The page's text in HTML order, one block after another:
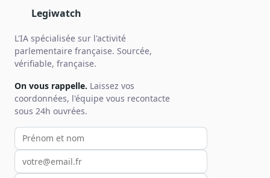
Legiwatch
L'IA spécialisée sur l'activité
parlementaire française. Sourcée,
vérifiable, française.
On vous rappelle. Laissez vos
coordonnées, l'équipe vous recontacte
sous 24h ouvrées.
Votre prénom et nom
Votre email
Votre téléphone